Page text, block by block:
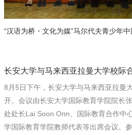
“汉语为桥・文化为媒”马尔代夫青少年
长安大学与马来西亚拉曼大学校际
8月5日下午，长安大学与马来西亚拉曼
开。会议由长安大学国际教育学院院长
处处长Lai Soon Onn、国际教育合作中
学国际教育学院教师代表等出席会议。